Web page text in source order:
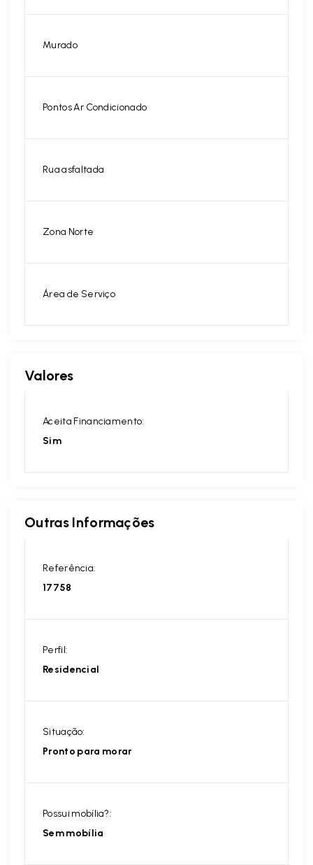
Murado
Pontos Ar Condicionado
Rua asfaltada
Zona Norte
Área de Serviço
Valores
Aceita Financiamento:
Sim
Outras Informações
Referência:
17758
Perfil:
Residencial
Situação:
Pronto para morar
Possui mobília?:
Sem mobília